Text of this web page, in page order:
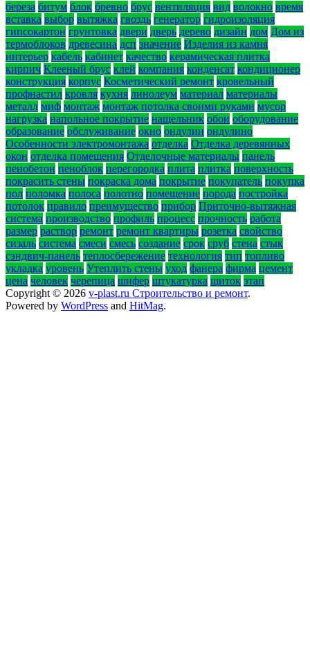
береза битум блок бревно брус вентиляция вид волокно время
вставка выбор вытяжка гвоздь генератор гидроизоляция
гипсокартон грунтовка двери дверь дерево дизайн дом Дом из
термоблоков древесина дсп значение Изделия из камня
интерьер кабель кабинет качество керамическая плитка
кирпич Клееный брус клей компания конденсат кондиционер
конструкция корпус Косметический ремонт кровельный
профнастил кровля кухня линолеум материал материалы
металл миф монтаж монтаж потолка своими руками мусор
нагрузка напольное покрытие нащельник обои оборудование
образование обслуживание окно ондулин ондулино
Особенности электромонтажа отделка Отделка деревянных
окон отделка помещения Отделочные материалы панель
пенобетон пеноблок перегородка плита плитка поверхность
покрасить стены покраска дома покрытие покупатель покупка
пол поломка полоса полотно помещение порода постройка
потолок правило преимущество прибор Приточно-вытяжная
система производство профиль процесс прочность работа
размер раствор ремонт ремонт квартиры розетка свойство
сизаль система смеси смесь создание срок сруб стена стык
сэндвич-панель теплосбережение технология тип топливо
укладка уровень Утеплить стены уход фанера фирма цемент
цена человек черепица шифер штукатурка щиток этап
Copyright © 2026 v-plast.ru Строительство и ремонт.
Powered by WordPress and HitMag.